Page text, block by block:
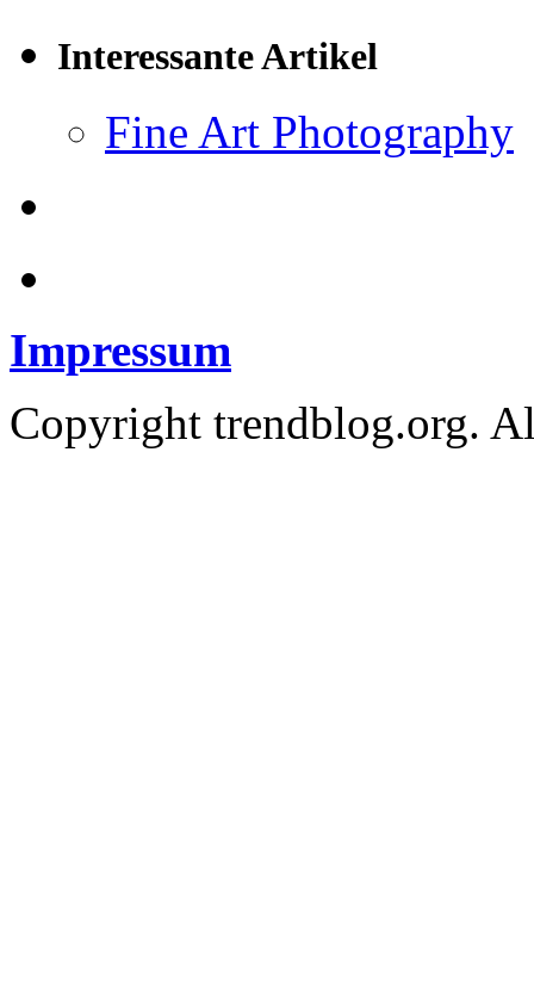
Interessante Artikel
Fine Art Photography
Impressum
Copyright trendblog.org.